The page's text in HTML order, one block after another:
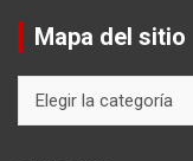
Mapa del sitio
del